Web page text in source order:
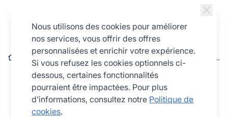
Savarin profond débouché - Antiadhérent (sans PFAS) - Ø260
mm h62 mm
Nous utilisons des cookies pour améliorer
nos services, vous offrir des offres
personnalisées et enrichir votre expérience.
Si vous refusez les cookies optionnels ci-
dessous, certaines fonctionnalités
pourraient être impactées. Pour plus
d’informations, consultez notre Politique de
cookies.